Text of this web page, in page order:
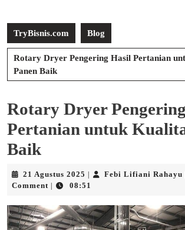
TryBisnis.com Blog
Rotary Dryer Pengering Hasil Pertanian
Panen Baik
Rotary Dryer
Pertanian untuk
Baik
21 Agustus 2025 21
Agustus
Febi Lifiani Rahayu
Comment
08:51